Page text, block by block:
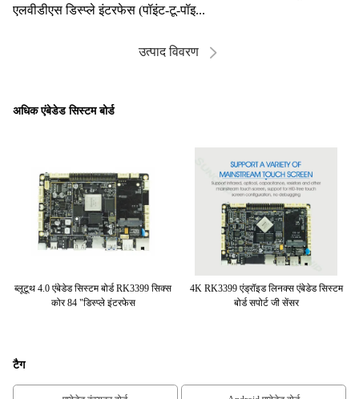
एलवीडीएस डिस्प्ले इंटरफेस (पॉइंट-टू-पॉइ...
उत्पाद विवरण
अधिक एंबेडेड सिस्टम बोर्ड
ब्लूटूथ 4.0 एंबेडेड सिस्टम बोर्ड RK3399 सिक्स
कोर 84 "डिस्प्ले इंटरफेस
4K RK3399 एंड्रॉइड लिनक्स एंबेडेड सिस्टम
बोर्ड सपोर्ट जी सेंसर
टैग